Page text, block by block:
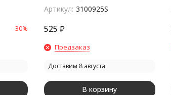
-30%
Артикул: 3100925S
525 ₽
Предзаказ
Доставим 8 августа
В корзину